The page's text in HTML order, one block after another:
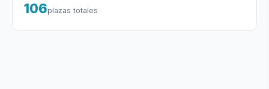
106plazas totales